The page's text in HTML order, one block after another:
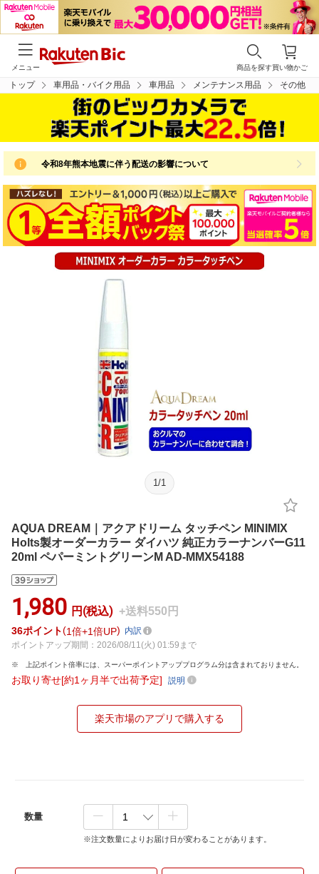
買い物かご
商品を探す
メニュー
トップ 車用品・バイク用品 車用品 メンテナンス用品 その他
令和8年熊本地震に伴う配送の影響について
1 /1
AQUA DREAM｜アクアドリーム タッチペン MINIMIX
Holts製オーダーカラー ダイハツ 純正カラーナンバーG11
20ml ペパーミントグリーンM AD-MMX54188
1,980 円(税込) +送料550円
36ポイント 1倍 1倍UP
内訳
ポイントアップ期間：2026/08/11(火) 01:59まで
上記ポイント倍率には、スーパーポイントアッププログラム分は含まれておりません。
お取り寄せ[約1ヶ月半で出荷予定] 説明
楽天市場のアプリで購入する
数量
※注文数量によりお届け日が変わることがあります。